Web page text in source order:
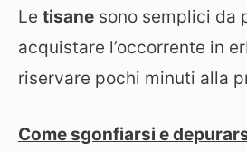
Le tisane sono semplici da
acquistare l’occorrente in
riservare pochi minuti alla
Come sgonfiarsi e